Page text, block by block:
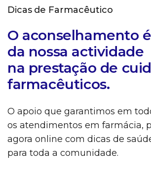
Dicas de Farmacêutico
O aconselhamento
da nossa actividade
na prestação de
farmacêuticos.
O apoio que garantimos em
os atendimentos em farmácia,
agora online com dicas de
para toda a comunidade.